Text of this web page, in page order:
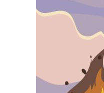
UI